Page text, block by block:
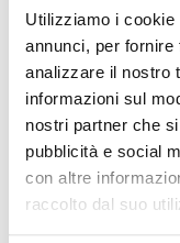
Utilizziamo i
annunci, per
analizzare il nostro
informazioni sul
nostri partner che
pubblicità e social
con altre
raccolto dal suo
LA VERA MTB